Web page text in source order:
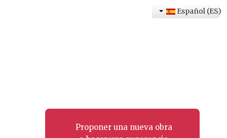
Proponer una nueva obra
Español (ES)